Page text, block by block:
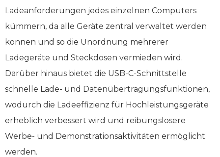
Ladeanforderungen jedes einzelnen Computers
kümmern, da alle Geräte zentral verwaltet werden
können und so die Unordnung mehrerer
Ladegeräte und Steckdosen vermieden wird.
Darüber hinaus bietet die USB-C-Schnittstelle
schnelle Lade- und Datenübertragungsfunktionen,
wodurch die Ladeeffizienz für Hochleistungsgeräte
erheblich verbessert wird und reibungslosere
Werbe- und Demonstrationsaktivitäten ermöglicht
werden.